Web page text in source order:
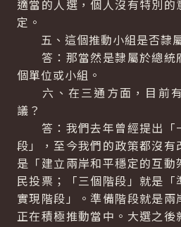
適當的人選，個人沒有特別
定。
五、這個推動小組是否隸
答：那當然是隸屬於總統
個單位或小組。
六、在三通方面，目前
議？
答：我們去年曾經提出「
段」，至今我們的政策都沒
是「建立兩岸和平穩定的互
民投票；「三個階段」就是
實現階段」。準備階段就是
正在積極推動當中。大選之